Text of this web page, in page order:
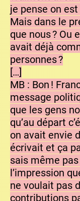
je pense on
Mais dans le
que nous ? Ou
avait déjà
personnes ?
[…]
MB : Bon !
message
que les gens
qu’au départ
on avait envie
écrivait et ça
sais même pas
l’impression
ne voulait pas
contributions